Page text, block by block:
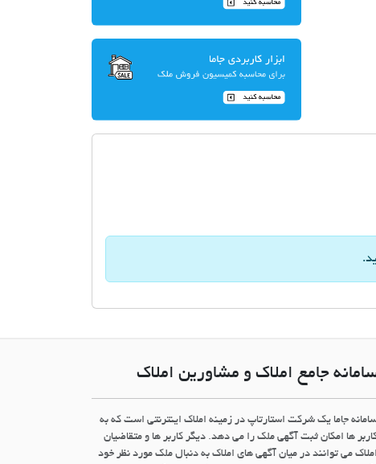
جامع املاک و مشاورین املاک
جاما یک شرکت استارتاپ در زمینه املاک اینترنتی است که به
ها امکان ثبت آگهی ملک را می دهد. دیگر کاربر ها و متقاضیان
املاک می توانند در میان آگهی های املاک به دنبال ملک مورد نظر خود